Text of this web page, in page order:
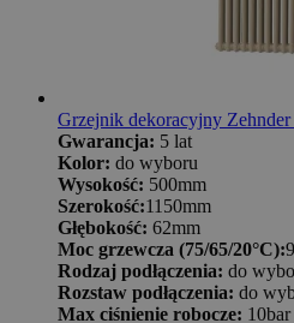
Grzejnik dekoracyjny
Gwarancja: 5 lat
Kolor: do wyboru
Wysokość: 500mm
Szerokość:1150mm
Głębokość: 62mm
Moc grzewcza (75/65/20°C):
Rodzaj podłączenia: do
Rozstaw podłączenia: do
Max ciśnienie robocze: 10bar